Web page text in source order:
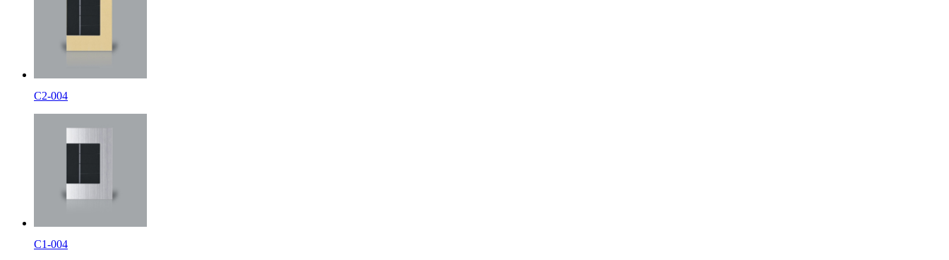
C2-004
C1-004